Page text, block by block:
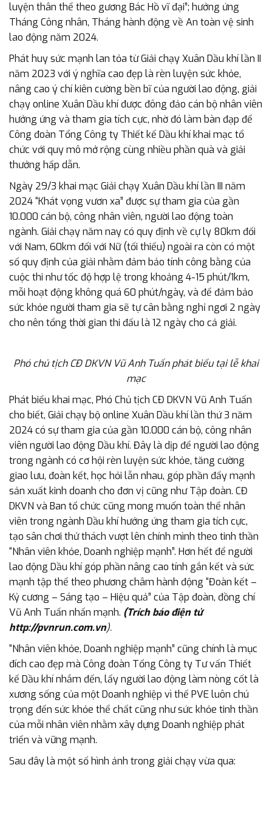
luyện thân thể theo gương Bác Hồ vĩ đại”; hưởng ứng
Tháng Công nhân, Tháng hành động về An toàn vệ sinh
lao động năm 2024.
Phát huy sức mạnh lan tỏa từ Giải chạy Xuân Dầu khí lần II
năm 2023 với ý nghĩa cao đẹp là rèn luyện sức khỏe,
nâng cao ý chí kiên cường bền bĩ của người lao động, giải
chạy online Xuân Dầu khí được đông đảo cán bộ nhân viên
hưởng ứng và tham gia tích cực, nhờ đó làm bàn đạp để
Công đoàn Tổng Công ty Thiết kế Dầu khí khai mạc tổ
chức với quy mô mở rộng cùng nhiều phần quà và giải
thưởng hấp dẫn.
Ngày 29/3 khai mạc Giải chạy Xuân Dầu khí lần III năm
2024 “Khát vọng vươn xa” được sự tham gia của gần
10.000 cán bộ, công nhân viên, người lao động toàn
ngành. Giải chạy năm nay có quy định về cự ly 80km đối
với Nam, 60km đối với Nữ (tối thiểu) ngoài ra còn có một
số quy định của giải nhằm đảm bảo tính công bằng của
cuộc thi như tốc độ hợp lệ trong khoảng 4-15 phút/1km,
mỗi hoạt động không quá 60 phút/ngày, và để đảm bảo
sức khỏe người tham gia sẽ tự cân bằng nghỉ ngơi 2 ngày
cho nên tổng thời gian thi đấu là 12 ngày cho cả giải.
Phó chủ tịch CĐ DKVN Vũ Anh Tuấn phát biểu tại lễ khai
mạc
Phát biểu khai mạc, Phó Chủ tịch CĐ DKVN Vũ Anh Tuấn
cho biết, Giải chạy bộ online Xuân Dầu khí lần thứ 3 năm
2024 có sự tham gia của gần 10.000 cán bộ, công nhân
viên người lao động Dầu khí. Đây là dịp để người lao động
trong ngành có cơ hội rèn luyện sức khỏe, tăng cường
giao lưu, đoàn kết, học hỏi lẫn nhau, góp phần đẩy mạnh
sản xuất kinh doanh cho đơn vị cũng như Tập đoàn. CĐ
DKVN và Ban tổ chức cũng mong muốn toàn thể nhân
viên trong ngành Dầu khí hưởng ứng tham gia tích cực,
tạo sân chơi thử thách vượt lên chính mình theo tinh thần
“Nhân viên khỏe, Doanh nghiệp mạnh”. Hơn hết để người
lao động Dầu khí góp phần nâng cao tính gắn kết và sức
mạnh tập thể theo phương châm hành động “Đoàn kết –
Kỷ cương – Sáng tạo – Hiệu quả” của Tập đoàn, đồng chí
Vũ Anh Tuấn nhấn mạnh. (Trích báo điện tử
http://pvnrun.com.vn).
“Nhân viên khỏe, Doanh nghiệp mạnh” cũng chính là mục
đích cao đẹp mà Công đoàn Tổng Công ty Tư vấn Thiết
kế Dầu khí nhắm đến, lấy người lao động làm nòng cốt là
xương sống của một Doanh nghiệp vì thế PVE luôn chú
trọng đến sức khỏe thể chất cũng như sức khỏe tinh thần
của mỗi nhân viên nhằm xây dựng Doanh nghiệp phát
triển và vững mạnh.
Sau đây là một số hình ảnh trong giải chạy vừa qua: